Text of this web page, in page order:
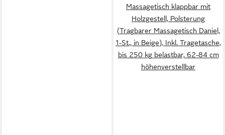
Massagetisch klappbar mit
Holzgestell, Polsterung
(Tragbarer Massagetisch Daniel,
1-St., in Beige), Inkl. Tragetasche,
bis 250 kg belastbar, 62-84 cm
höhenverstellbar